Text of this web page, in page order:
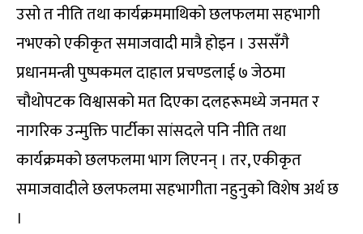
उसो त नीति तथा कार्यक्रममाथिको छलफलमा सहभागी
नभएको एकीकृत समाजवादी मात्रै होइन । उससँगै
प्रधानमन्त्री पुष्पकमल दाहाल प्रचण्डलाई ७ जेठमा
चौथोपटक विश्वासको मत दिएका दलहरूमध्ये जनमत र
नागरिक उन्मुक्ति पार्टीका सांसदले पनि नीति तथा
कार्यक्रमको छलफलमा भाग लिएनन् । तर, एकीकृत
समाजवादीले छलफलमा सहभागीता नहुनुको विशेष अर्थ छ
।